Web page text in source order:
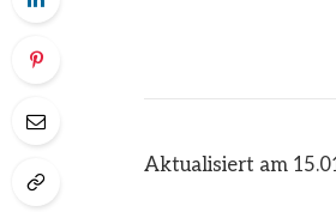
Aktualisiert am